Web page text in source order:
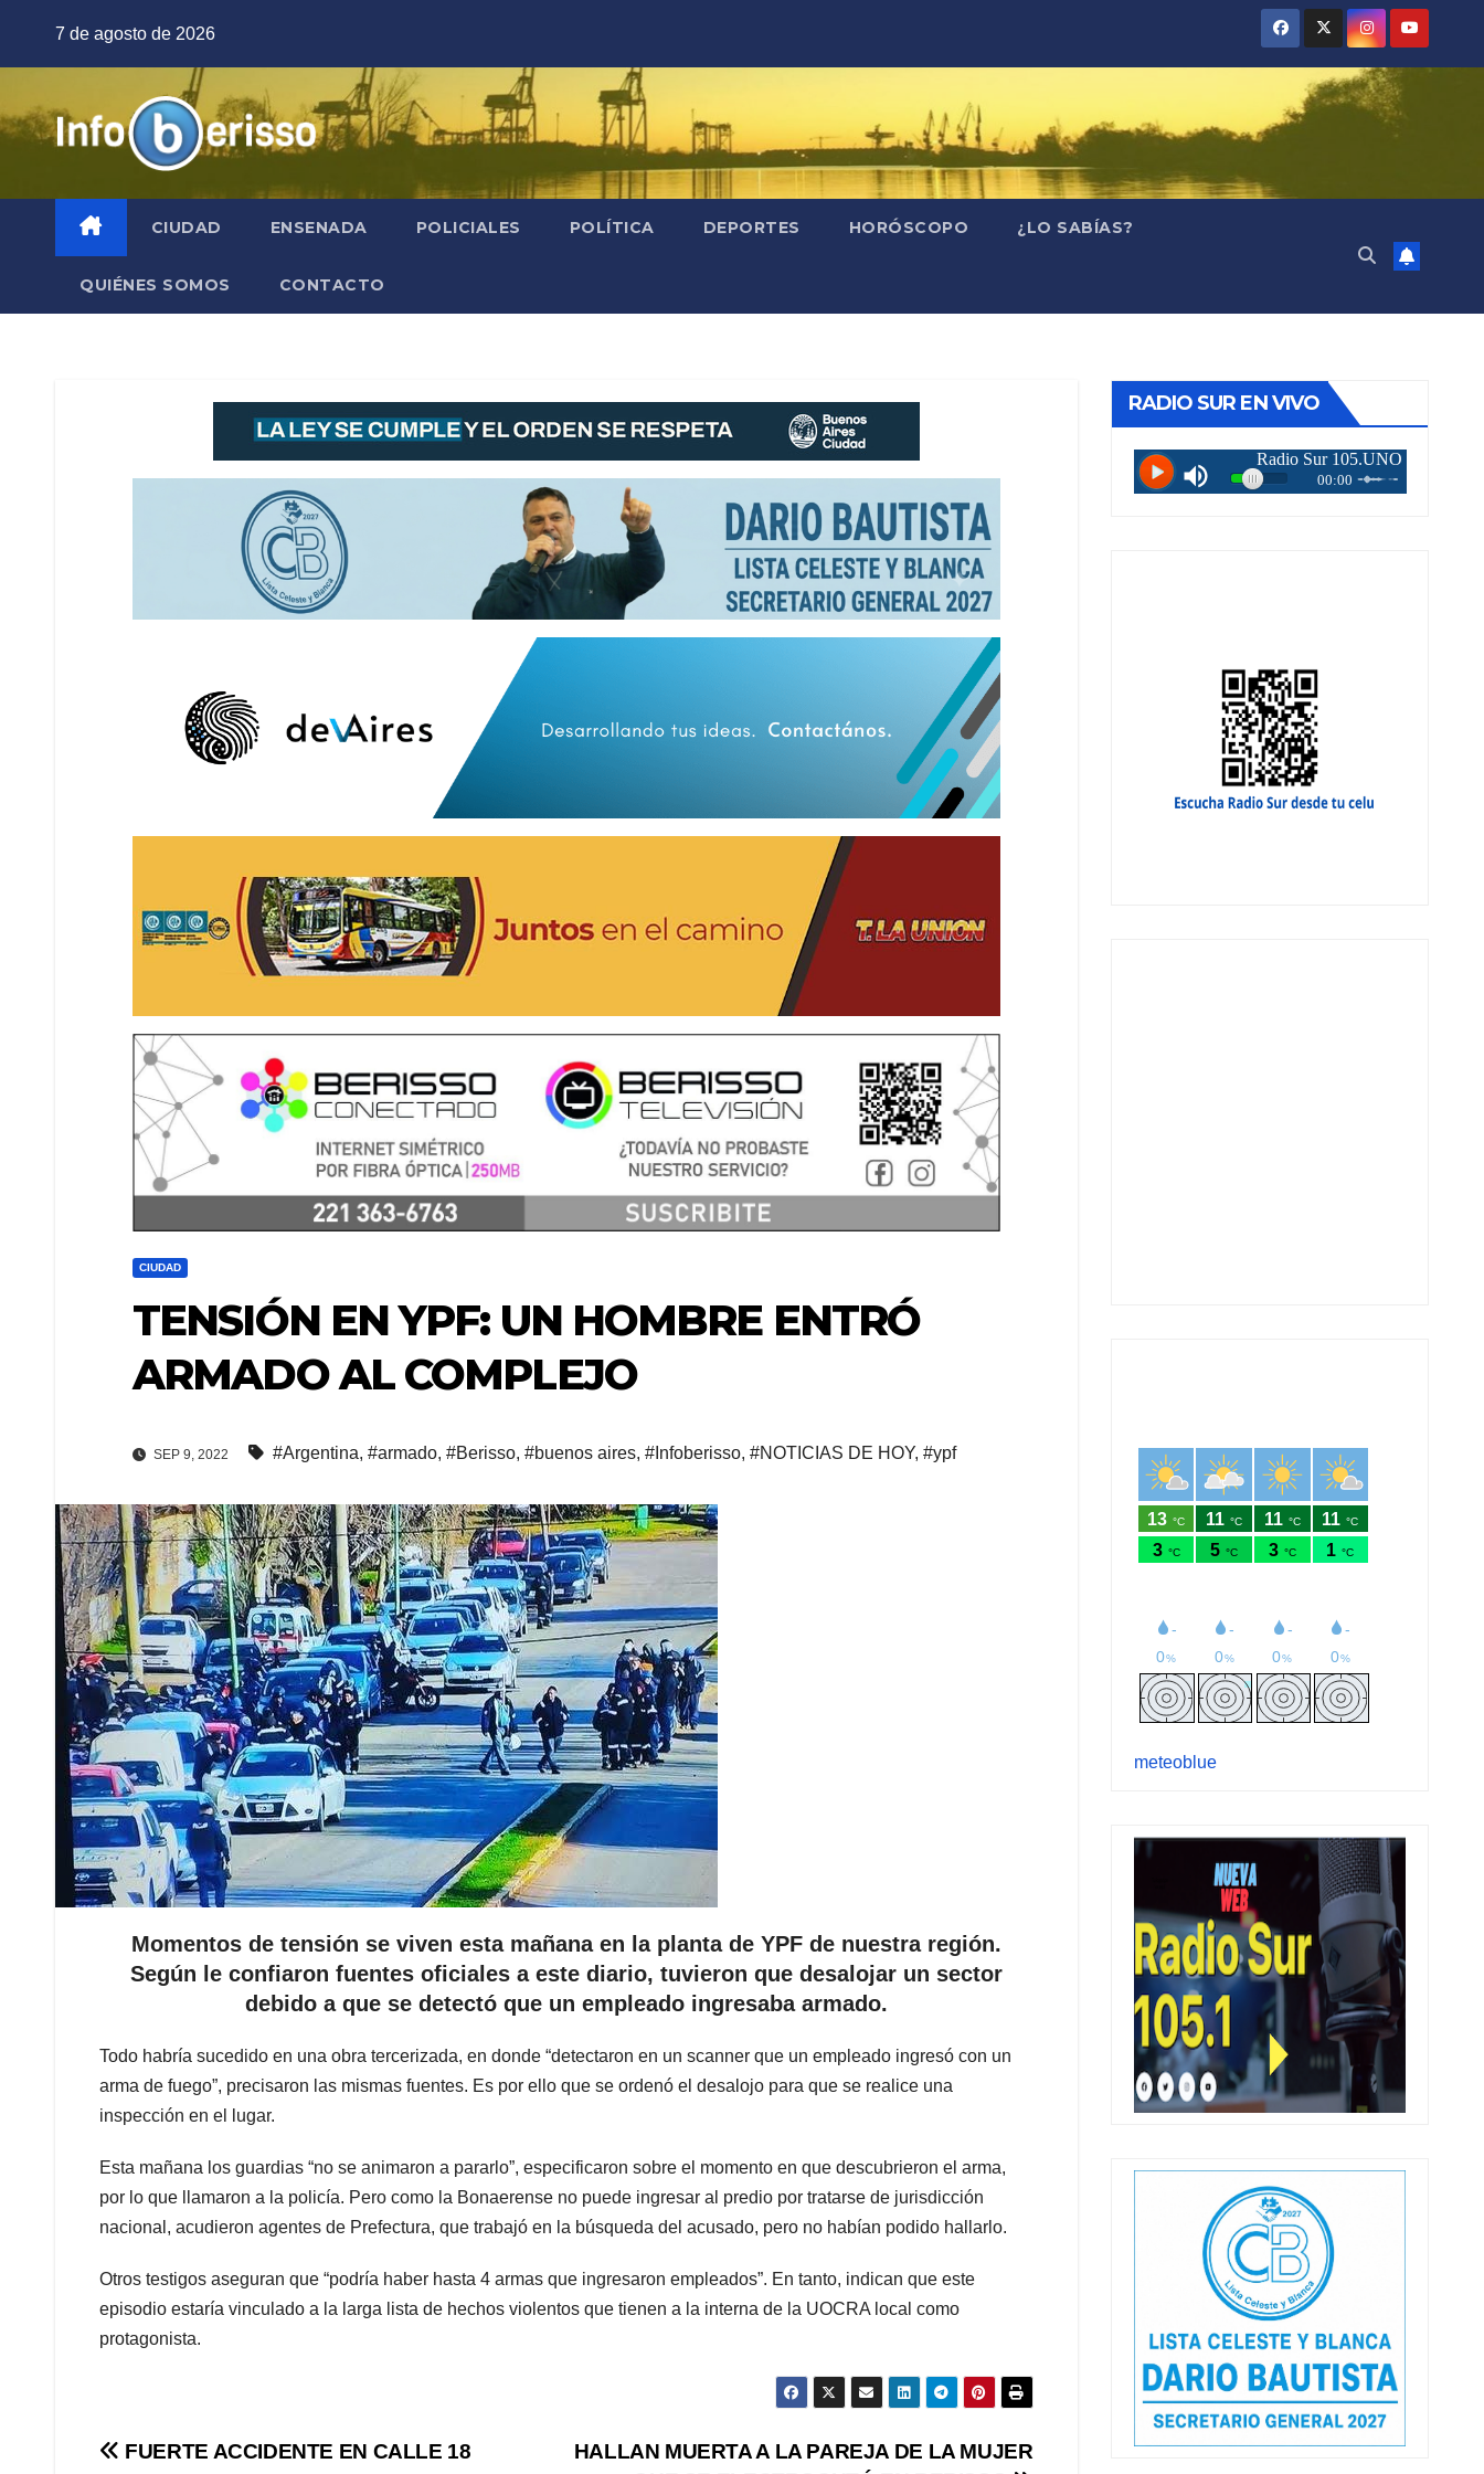
7 de agosto de 2026
CIUDAD ENSENADA POLICIALES POLÍTICA DEPORTES HORÓSCOPO ¿LO SABÍAS?
QUIÉNES SOMOS CONTACTO
CIUDAD
TENSIÓN EN YPF: UN HOMBRE ENTRÓ
ARMADO AL COMPLEJO
SEP 9, 2022 #Argentina, #armado, #Berisso, #buenos aires, #Infoberisso, #NOTICIAS DE HOY, #ypf
Momentos de tensión se viven esta mañana en la planta de YPF de nuestra región.
Según le confiaron fuentes oficiales a este diario, tuvieron que desalojar un sector
debido a que se detectó que un empleado ingresaba armado.
Todo habría sucedido en una obra tercerizada, en donde “detectaron en un scanner que un empleado ingresó con un
arma de fuego”, precisaron las mismas fuentes. Es por ello que se ordenó el desalojo para que se realice una
inspección en el lugar.
Esta mañana los guardias “no se animaron a pararlo”, especificaron sobre el momento en que descubrieron el arma,
por lo que llamaron a la policía. Pero como la Bonaerense no puede ingresar al predio por tratarse de jurisdicción
nacional, acudieron agentes de Prefectura, que trabajó en la búsqueda del acusado, pero no habían podido hallarlo.
Otros testigos aseguran que “podría haber hasta 4 armas que ingresaron empleados”. En tanto, indican que este
episodio estaría vinculado a la larga lista de hechos violentos que tienen a la interna de la UOCRA local como
protagonista.
Navegación
HALLAN MUERTA A LA PAREJA DE LA MUJER
FUERTE ACCIDENTE EN CALLE 18
RADIO SUR EN VIVO
meteoblue